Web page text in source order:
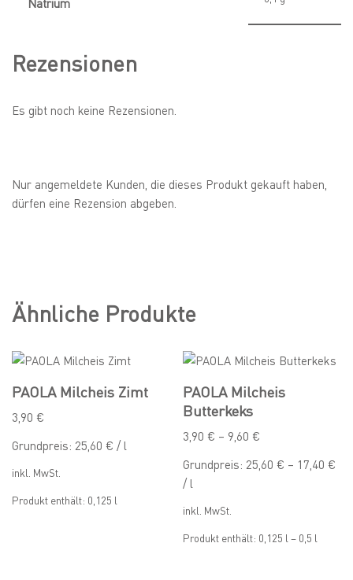
Natrium
Rezensionen
Es gibt noch keine Rezensionen.
Nur angemeldete Kunden, die dieses Produkt gekauft haben,
dürfen eine Rezension abgeben.
Ähnliche Produkte
PAOLA Milcheis Zimt
3,90 €
Grundpreis: 25,60 € / l
inkl. MwSt.
Produkt enthält: 0,125 l
PAOLA Milcheis
Butterkeks
3,90 € – 9,60 €
Grundpreis: 25,60 € – 17,40 €
/ l
inkl. MwSt.
Produkt enthält: 0,125 l – 0,5 l